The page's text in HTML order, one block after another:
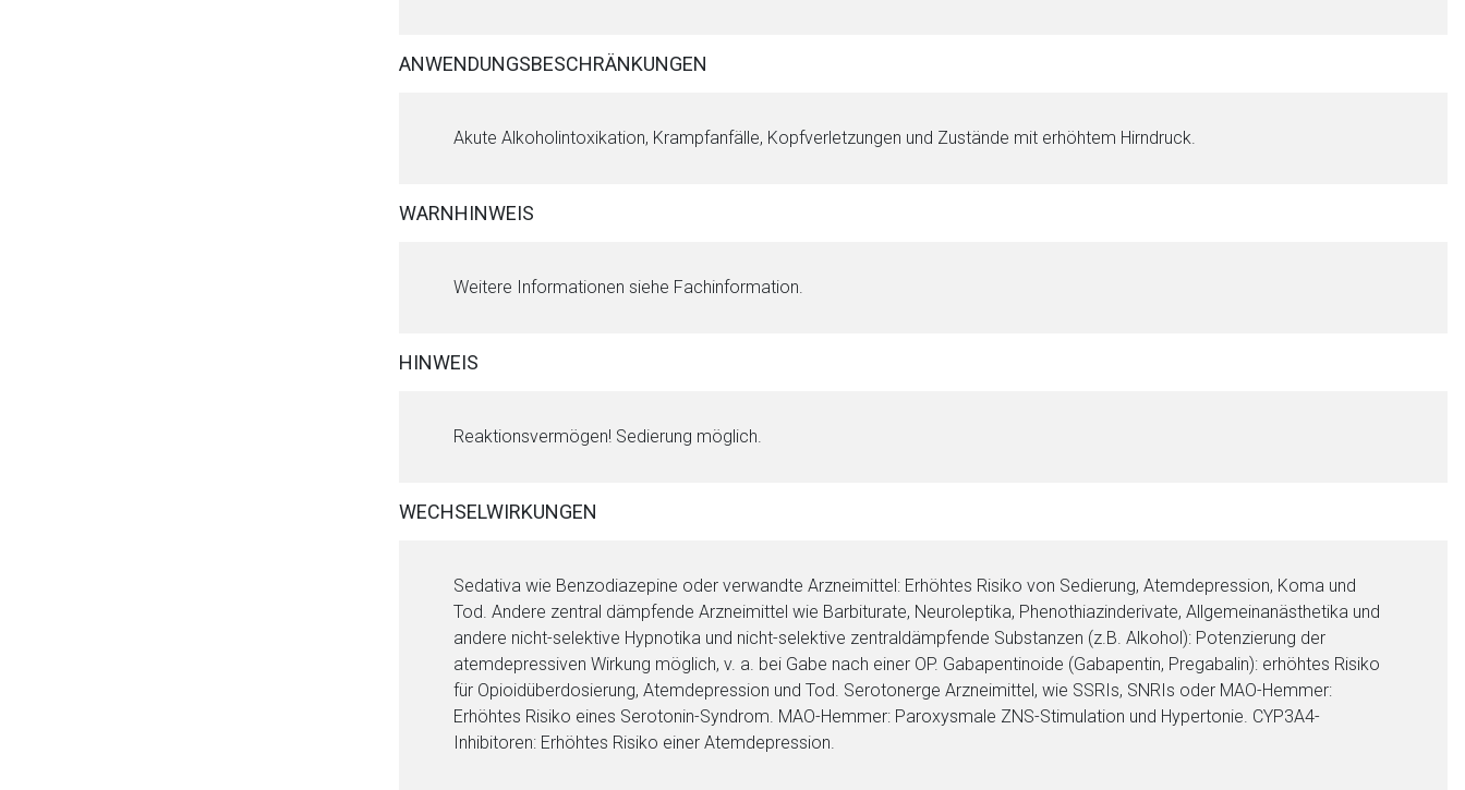
ANWENDUNGSBESCHRÄNKUNGEN
Akute Alkoholintoxikation, Krampfanfälle, Kopfverletzungen und Zustände mit erhöhtem Hirndruck.
WARNHINWEIS
Weitere Informationen siehe Fachinformation.
HINWEIS
Reaktionsvermögen! Sedierung möglich.
WECHSELWIRKUNGEN
Sedativa wie Benzodiazepine oder verwandte Arzneimittel: Erhöhtes Risiko von Sedierung, Atemdepression, Koma und
Tod. Andere zentral dämpfende Arzneimittel wie Barbiturate, Neuroleptika, Phenothiazinderivate, Allgemeinanästhetika und
andere nicht-selektive Hypnotika und nicht-selektive zentraldämpfende Substanzen (z.B. Alkohol): Potenzierung der
atemdepressiven Wirkung möglich, v. a. bei Gabe nach einer OP. Gabapentinoide (Gabapentin, Pregabalin): erhöhtes Risiko
für Opioidüberdosierung, Atemdepression und Tod. Serotonerge Arzneimittel, wie SSRIs, SNRIs oder MAO-Hemmer:
Erhöhtes Risiko eines Serotonin-Syndrom. MAO-Hemmer: Paroxysmale ZNS-Stimulation und Hypertonie. CYP3A4-
Inhibitoren: Erhöhtes Risiko einer Atemdepression.
Der von Ihnen aufgerufene Link öffnet eine externe Web-Seite. Für die Inhalte der externen Web-Seite ist deren